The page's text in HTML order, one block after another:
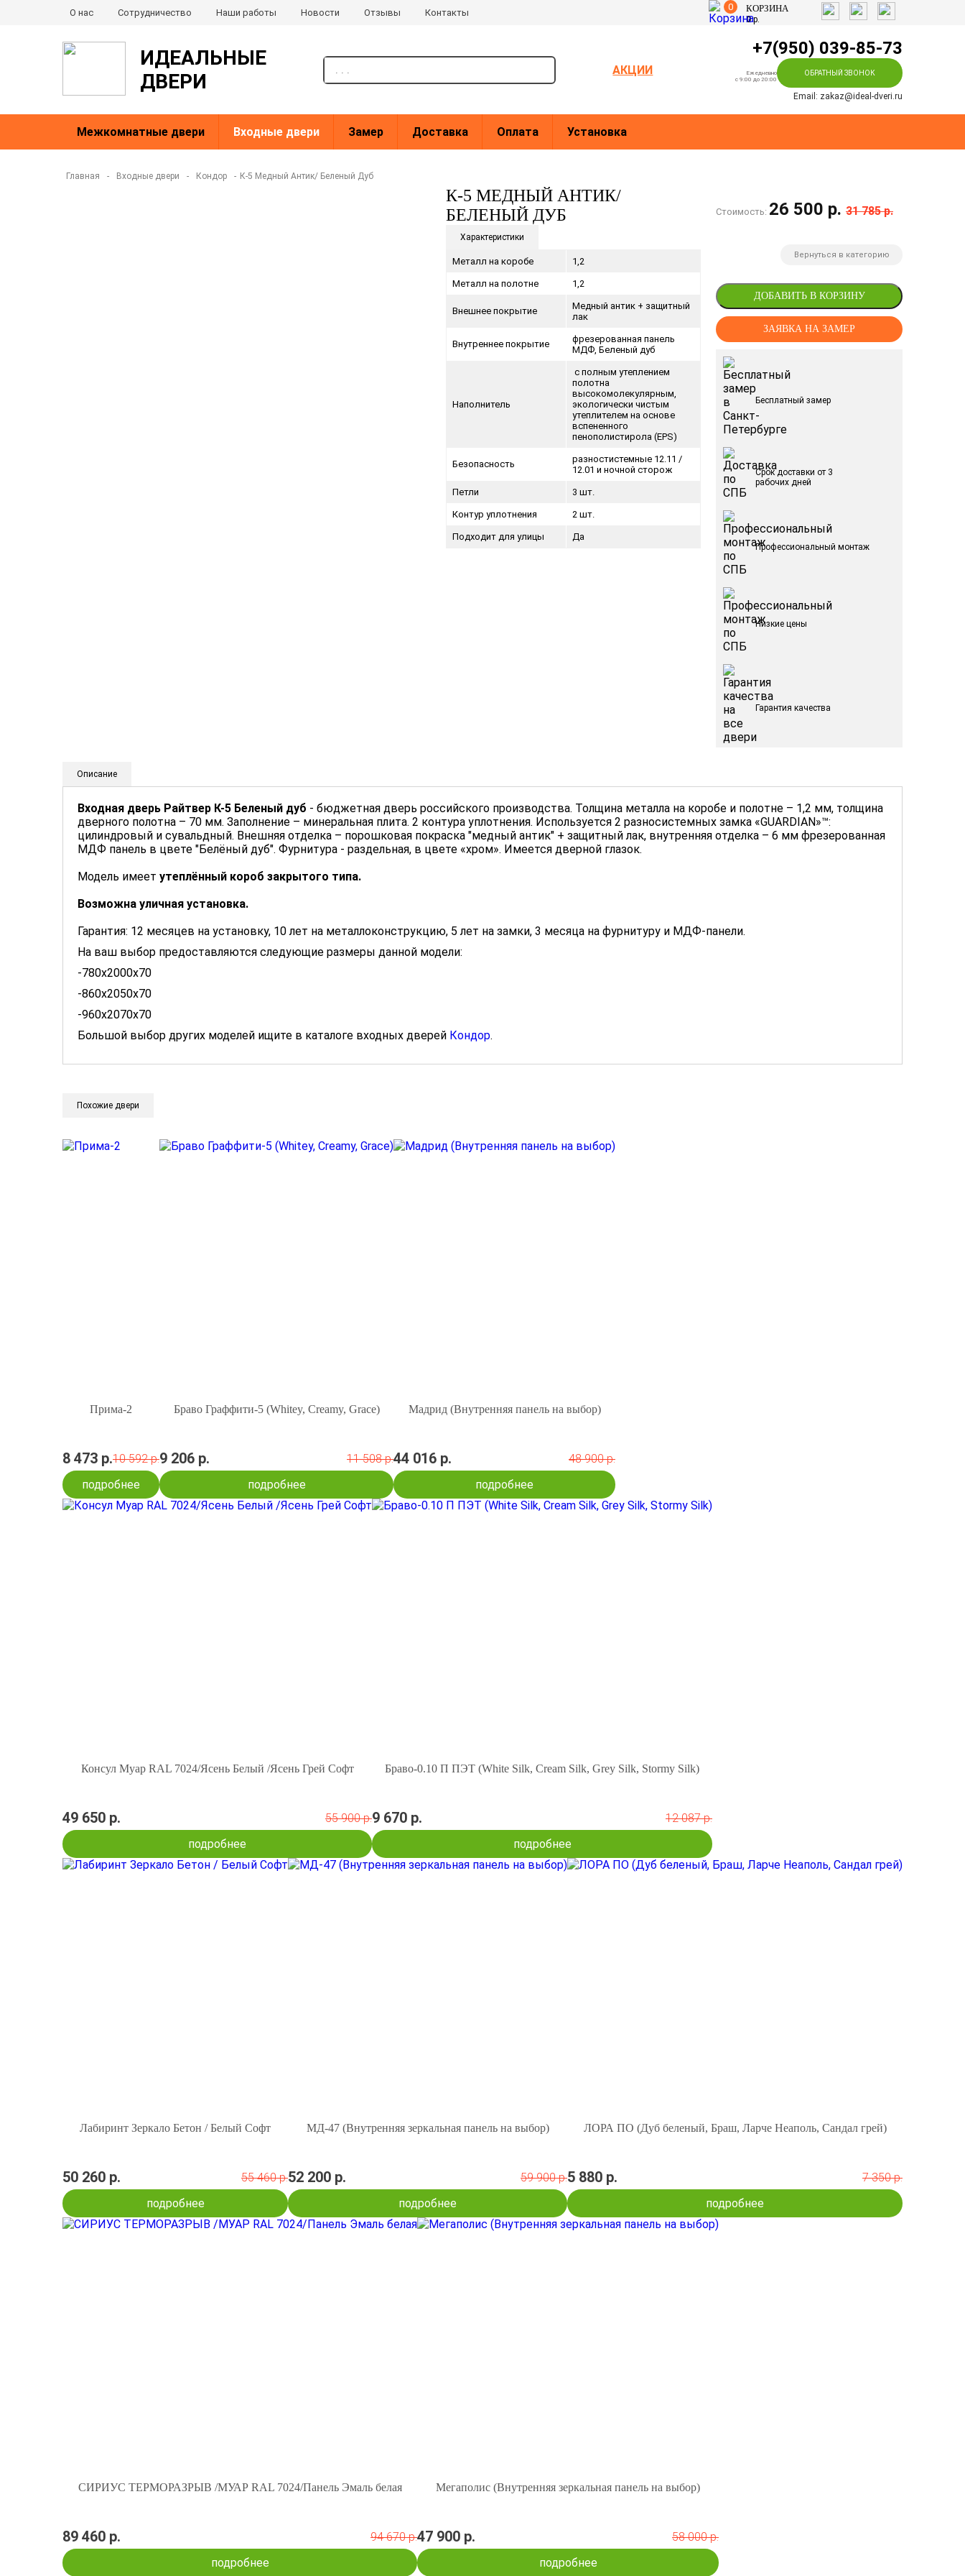
О нас Сотрудничество Наши работы Новости Отзывы Контакты
0 КОРЗИНА
0р.
ИДЕАЛЬНЫЕ
ДВЕРИ
поиск
АКЦИИ
+7(950) 039-85-73
Ежедневно
c 9:00 до 20:00
ОБРАТНЫЙ ЗВОНОК
Email: zakaz@ideal-dveri.ru
Межкомнатные двери Входные двери Замер Доставка Оплата Установка
Главная - Входные двери - Кондор - К-5 Медный Антик/ Беленый Дуб
К-5 МЕДНЫЙ АНТИК/
БЕЛЕНЫЙ ДУБ
Характеристики
Металл на коробе 1,2
Металл на полотне 1,2
Внешнее покрытие
Медный антик + защитный
лак
Внутреннее покрытие
фрезерованная панель
МДФ, Беленый дуб
Наполнитель
с полным утеплением
полотна
высокомолекулярным,
экологически чистым
утеплителем на основе
вспененного
пенополистирола (EPS)
Безопасность
разностистемные 12.11 /
12.01 и ночной сторож
Петли 3 шт.
Контур уплотнения 2 шт.
Подходит для улицы Да
Стоимость: 26 500 р. 31 785 р.
Вернуться в категорию
ДОБАВИТЬ В КОРЗИНУ
ЗАЯВКА НА ЗАМЕР
Бесплатный замер
Срок доставки от 3
рабочих дней
Профессиональный монтаж
Низкие цены
Гарантия качества
Описание
Входная дверь Райтвер К-5 Беленый дуб - бюджетная дверь российского производства. Толщина металла на коробе и полотне – 1,2 мм, толщина
дверного полотна – 70 мм. Заполнение – минеральная плита. 2 контура уплотнения. Используется 2 разносистемных замка «GUARDIAN»™:
цилиндровый и сувальдный. Внешняя отделка – порошковая покраска "медный антик" + защитный лак, внутренняя отделка – 6 мм фрезерованная
МДФ панель в цвете "Белёный дуб". Фурнитура - раздельная, в цвете «хром». Имеется дверной глазок.
Модель имеет утеплённый короб закрытого типа.
Возможна уличная установка.
Гарантия: 12 месяцев на установку, 10 лет на металлоконструкцию, 5 лет на замки, 3 месяца на фурнитуру и МДФ-панели.
На ваш выбор предоставляются следующие размеры данной модели:
-780х2000х70
-860x2050x70
-960x2070x70
Большой выбор других моделей ищите в каталоге входных дверей Кондор.
Похожие двери
Прима-2
8 473 р.10 592 р.
подробнее
Браво Граффити-5 (Whitey, Creamy, Grace)
9 206 р.
11 508 р.
подробнее
Мадрид (Внутренняя панель на выбор)
44 016 р.
48 900 р.
подробнее
Консул Муар RAL 7024/Ясень Белый /Ясень Грей Софт
49 650 р.
55 900 р.
подробнее
Браво-0.10 П ПЭТ (White Silk, Cream Silk, Grey Silk, Stormy Silk)
9 670 р.
12 087 р.
подробнее
Лабиринт Зеркало Бетон / Белый Софт
50 260 р.
55 460 р.
подробнее
МД-47 (Внутренняя зеркальная панель на выбор)
52 200 р.
59 900 р.
подробнее
ЛОРА ПО (Дуб беленый, Браш, Ларче Неаполь, Сандал грей)
5 880 р.
7 350 р.
подробнее
СИРИУС ТЕРМОРАЗРЫВ /МУАР RAL 7024/Панель Эмаль белая
89 460 р.
94 670 р.
подробнее
Мегаполис (Внутренняя зеркальная панель на выбор)
47 900 р.
58 000 р.
подробнее